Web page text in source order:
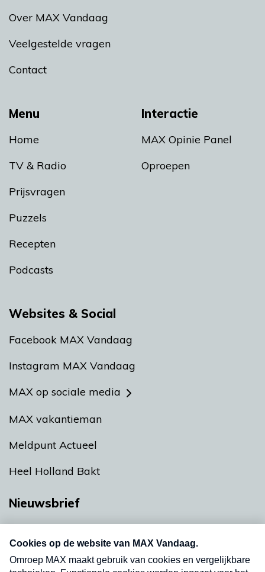
Menu
Home
TV & Radio
Prijsvragen
Puzzels
Recepten
Podcasts
Interactie
MAX Opinie Panel
Oproepen
Over MAX Vandaag
Veelgestelde vragen
Contact
Websites & Social
Facebook MAX Vandaag
Instagram MAX Vandaag
MAX op sociale media
MAX vakantieman
Meldpunt Actueel
Heel Holland Bakt
Nieuwsbrief
nieuwsbrief. Elke vrijdag- en dinsdagochtend in
uw mailbox.